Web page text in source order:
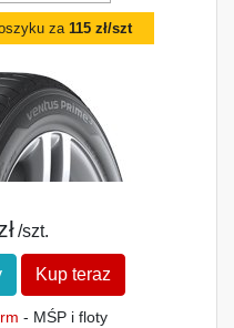
za 115 zł/szt
/szt.
Kup teraz
- MŚP i floty